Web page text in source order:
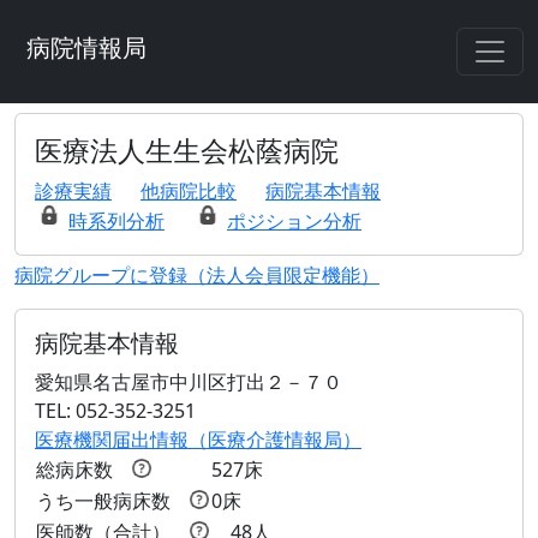
病院情報局
医療法人生生会松蔭病院
診療実績 他病院比較
病院基本情報
時系列分析
ポジション分析
病院グループに登録（法人会員限定機能）
病院基本情報
愛知県名古屋市中川区打出２－７０
TEL: 052-352-3251
医療機関届出情報（医療介護情報局）
総病床数
527床
うち一般病床数
0床
医師数（合計）
48人